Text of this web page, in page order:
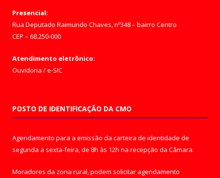
Presencial:
Rua Deputado Raimundo Chaves, nº348 – bairro Centro
CEP – 68.250-000
Atendimento eletrônico:
Ouvidoria /e-SIC
POSTO DE IDENTIFICAÇÃO DA CMO
Agendamento para a emissão da carteira de identidade de
segunda a sexta-feira, de 8h às 12h na recepção da Câmara.
Moradores da zona rural, podem solicitar agendamento